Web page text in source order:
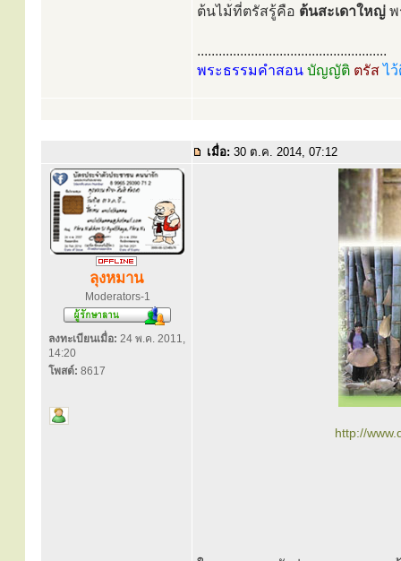
ต้นไม้ที่ตรัสรู้คือ ต้นสะเดาใหญ่ พ
.....................................................
พระธรรมคำสอน บัญญัติ ตรัสไ
เมื่อ: 30 ต.ค. 2014, 07:12
ลุงหมาน
Moderators-1
ลงทะเบียนเมื่อ: 24 พ.ค. 2011,
14:20
โพสต์: 8617
http://